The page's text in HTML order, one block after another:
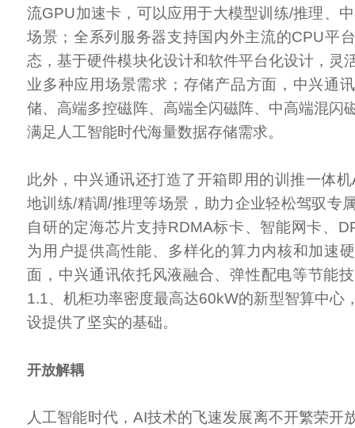
流GPU加速卡，可以应用于大模型训练/推理、
场景；全系列服务器支持国内外主流的CPU平
态，基于硬件模块化设计和软件平台化设计，灵
业多种应用场景需求；存储产品方面，中兴通
储、高端多控磁阵、高端全闪磁阵、中高端混闪
满足人工智能时代海量数据存储需求。
此外，中兴通讯还打造了开箱即用的训推一体
地训练/精调/推理等场景，助力企业轻松驾驭专
自研的定海芯片支持RDMA标卡、智能网卡、
为用户提供高性能、多样化的算力内核和加速
面，中兴通讯依托风液融合、弹性配电等节能
1.1、机柜功率密度最高达60kW的新型智算中心
设提供了坚实的基础。
开放解耦
人工智能时代，AI技术的飞速发展离不开繁荣开